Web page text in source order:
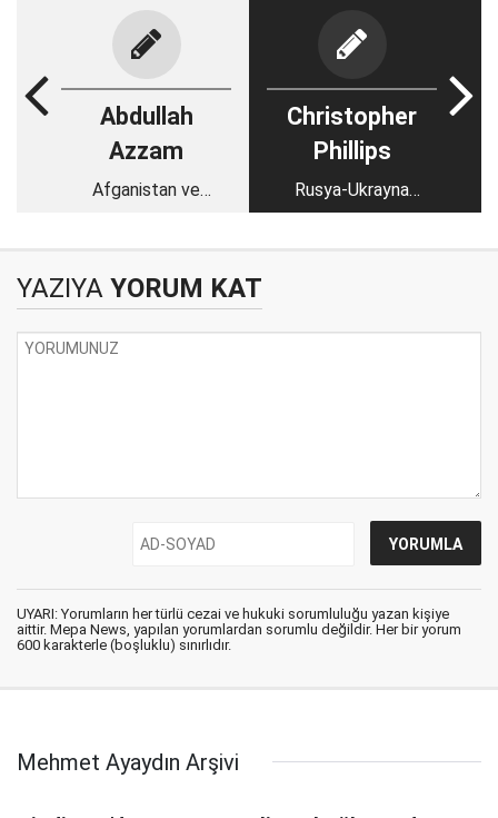
Abdullah
Azzam
Afganistan ve
Christopher
Phillips
Rusya-Ukrayna
savaşı: Ortadoğulu
YAZIYA YORUM KAT
UYARI: Yorumların her türlü cezai ve hukuki sorumluluğu yazan kişiye
aittir. Mepa News, yapılan yorumlardan sorumlu değildir. Her bir yorum
600 karakterle (boşluklu) sınırlıdır.
Mehmet Ayaydın Arşivi